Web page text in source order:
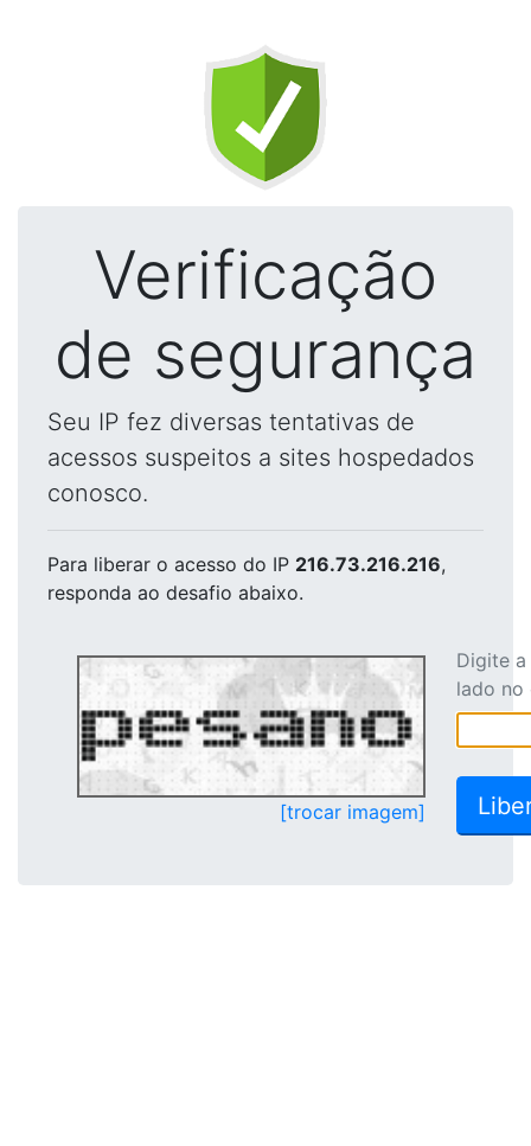
Verificação
de segurança
Seu IP fez diversas tentativas de
acessos suspeitos a sites hospedados
conosco.
Para liberar o acesso do IP 216.73.216.216,
responda ao desafio abaixo.
[trocar imagem]
Digite
lado no